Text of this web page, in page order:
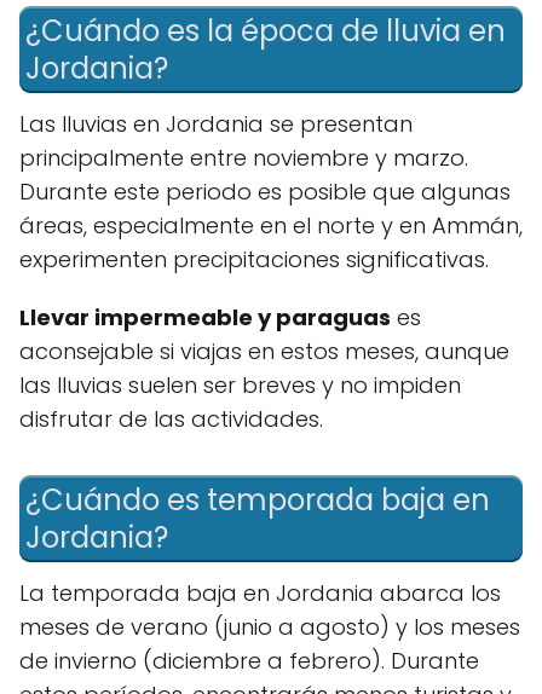
¿Cuándo es la época de lluvia en
Jordania?
Las lluvias en Jordania se presentan
principalmente entre noviembre y marzo.
Durante este periodo es posible que algunas
áreas, especialmente en el norte y en Ammán,
experimenten precipitaciones significativas.
Llevar impermeable y paraguas es
aconsejable si viajas en estos meses, aunque
las lluvias suelen ser breves y no impiden
disfrutar de las actividades.
¿Cuándo es temporada baja en
Jordania?
La temporada baja en Jordania abarca los
meses de verano (junio a agosto) y los meses
de invierno (diciembre a febrero). Durante